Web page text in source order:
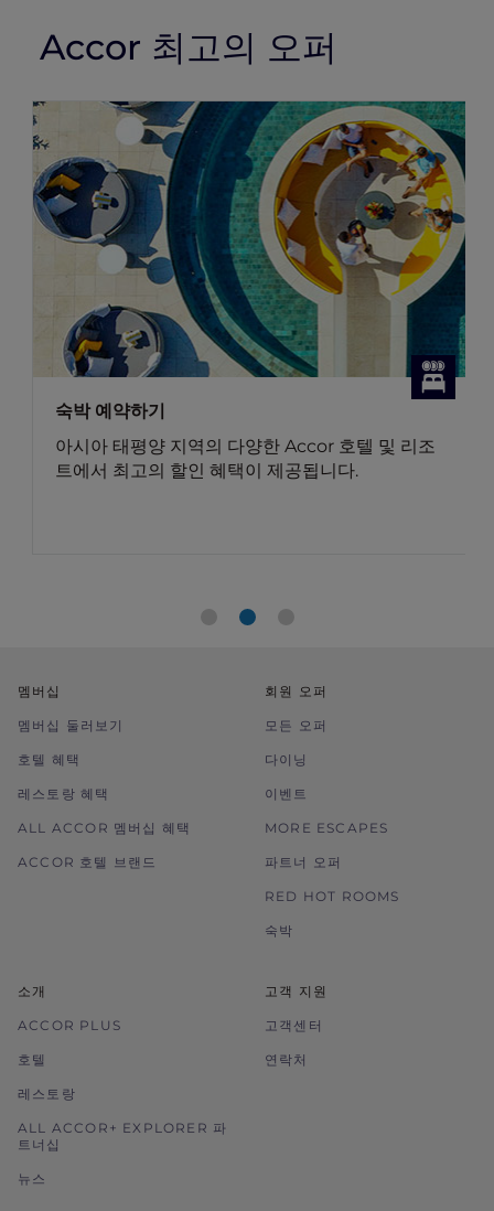
Accor 최고의 오퍼
리조
다이닝 오퍼
Accor Plus 회원 전용 다이닝 오퍼 알아보기
회원 혜택: Accor Plus 회원분들께는 아시아
멤버십
멤버십 둘러보기
호텔 혜택
레스토랑 혜택
ALL ACCOR 멤버십 혜택
ACCOR 호텔 브랜드
회원 오퍼
모든 오퍼
다이닝
이벤트
MORE ESCAPES
파트너 오퍼
RED HOT ROOMS
숙박
소개
ACCOR PLUS
호텔
레스토랑
ALL ACCOR+ EXPLORER 파
트너십
뉴스
고객 지원
고객센터
연락처